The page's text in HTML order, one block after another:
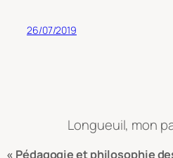
26/07/2019
Longueuil, mon
« Pédagogie et philosophie